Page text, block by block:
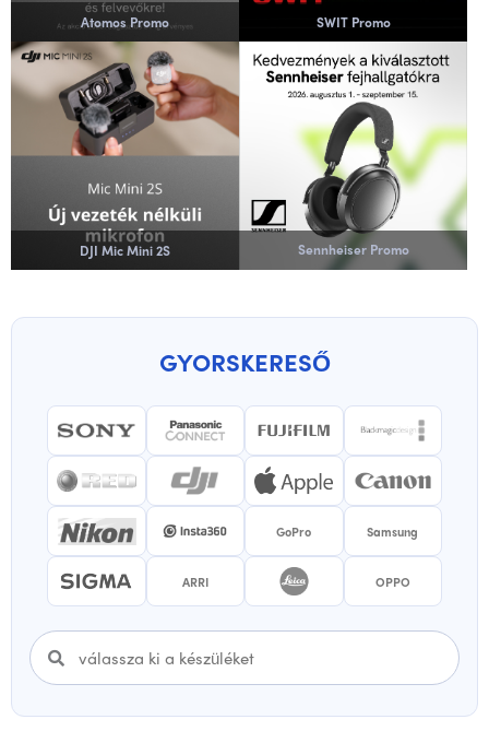
Atomos Promo SWIT Promo
DJI Mic Mini 2S Sennheiser Promo
GYORSKERESŐ
GoPro Samsung
ARRI OPPO